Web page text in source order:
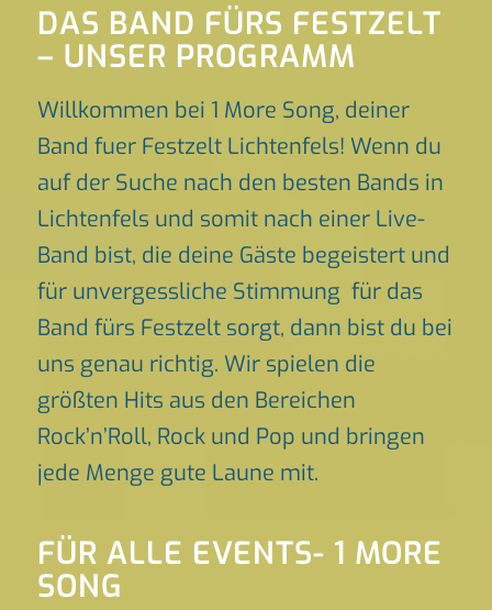
DAS BAND FÜRS FESTZELT
– UNSER PROGRAMM
Willkommen bei 1 More Song, deiner
Band fuer Festzelt Lichtenfels! Wenn du
auf der Suche nach den besten Bands in
Lichtenfels und somit nach einer Live-
Band bist, die deine Gäste begeistert und
für unvergessliche Stimmung für das
Band fürs Festzelt sorgt, dann bist du bei
uns genau richtig. Wir spielen die
größten Hits aus den Bereichen
Rock’n’Roll, Rock und Pop und bringen
jede Menge gute Laune mit.
FÜR ALLE EVENTS- 1 MORE
SONG